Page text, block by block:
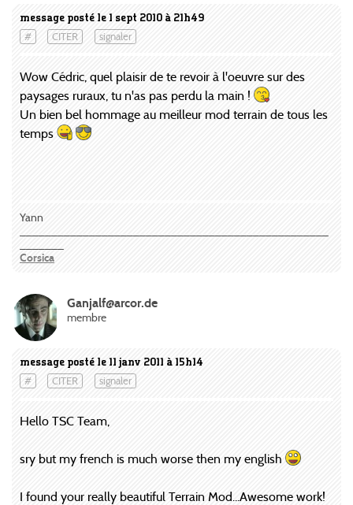
message posté le 1 sept 2010 à 21h49
# CITER signaler
Wow Cédric, quel plaisir de te revoir à l'oeuvre sur des
paysages ruraux, tu n'as pas perdu la main !
Un bien bel hommage au meilleur mod terrain de tous les
temps
Yann
Corsica
message posté le 11 janv 2011 à 15h14
# CITER signaler
Ganjalf@arcor.de
membre
Hello TSC Team,
sry but my french is much worse then my english
I found your really beautiful Terrain Mod...Awesome work!